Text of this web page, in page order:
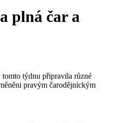
plná čar a
týdnu připravila různé
pravým čarodějnickým